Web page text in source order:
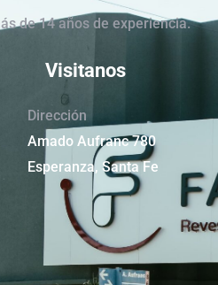
de 14 años de experiencia.
Visitanos
Dirección
Amado Aufranc 780
Esperanza, Santa Fe